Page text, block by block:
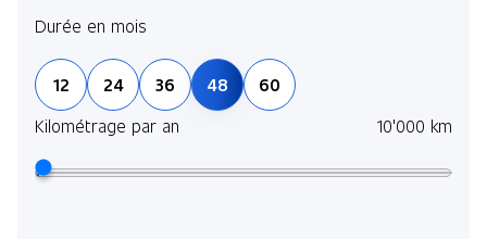
Durée en mois
12 24 36 48
60
Kilométrage par an
10'000 km